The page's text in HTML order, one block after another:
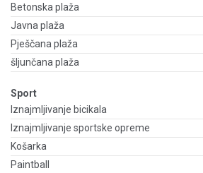
Betonska plaža
Javna plaža
Pješčana plaža
šljunčana plaža
Sport
Iznajmljivanje bicikala
Iznajmljivanje sportske opreme
Košarka
Paintball